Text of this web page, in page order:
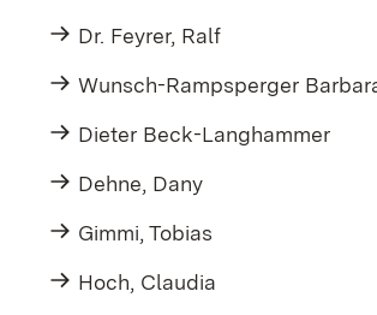
Dr. Feyrer, Ralf
Wunsch-Rampsperger
Dieter Beck-Langhammer
Dehne, Dany
Gimmi, Tobias
Hoch, Claudia